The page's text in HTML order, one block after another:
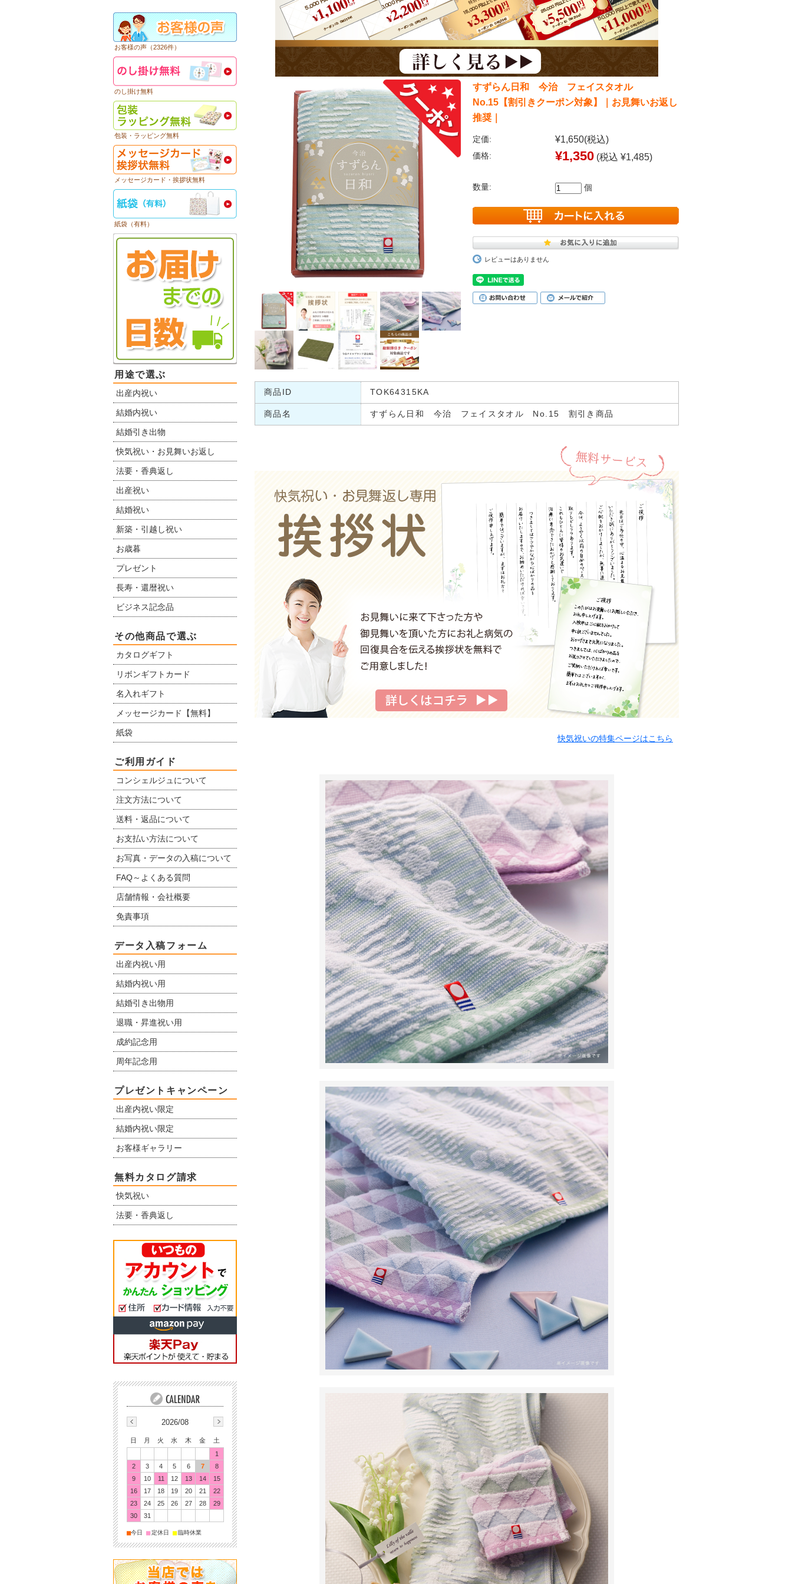
すずらん日和 今治 フェイスタオル
No.15【割引きクーポン対象】｜お見舞いお返し
推奨｜
定価: ¥1,650(税込)
価格: ¥1,350 (税込 ¥1,485)
数量: 個
レビューはありません
商品ID TOK64315KA
商品名 すずらん日和 今治 フェイスタオル No.15 割引き商品
快気祝いの特集ページはこちら
お客様の声（2326件）
のし掛け無料
包装・ラッピング無料
メッセージカード・挨拶状無料
紙袋（有料）
用途で選ぶ
出産内祝い
結婚内祝い
結婚引き出物
快気祝い・お見舞いお返し
法要・香典返し
出産祝い
結婚祝い
新築・引越し祝い
お歳暮
プレゼント
長寿・還暦祝い
ビジネス記念品
その他商品で選ぶ
カタログギフト
リボンギフトカード
名入れギフト
メッセージカード【無料】
紙袋
ご利用ガイド
コンシェルジュについて
注文方法について
送料・返品について
お支払い方法について
お写真・データの入稿について
FAQ～よくある質問
店舗情報・会社概要
免責事項
データ入稿フォーム
出産内祝い用
結婚内祝い用
結婚引き出物用
退職・昇進祝い用
成約記念用
周年記念用
プレゼントキャンペーン
出産内祝い限定
結婚内祝い限定
お客様ギャラリー
無料カタログ請求
快気祝い
法要・香典返し
2026/08
日 月 火 水 木 金
土
1
2
3 4 5 6 7
8
9
10 11 12 13 14
15
16
17 18 19 20 21
22
23
24 25 26 27 28
29
30
31
■今日 ■定休日 ■臨時休業